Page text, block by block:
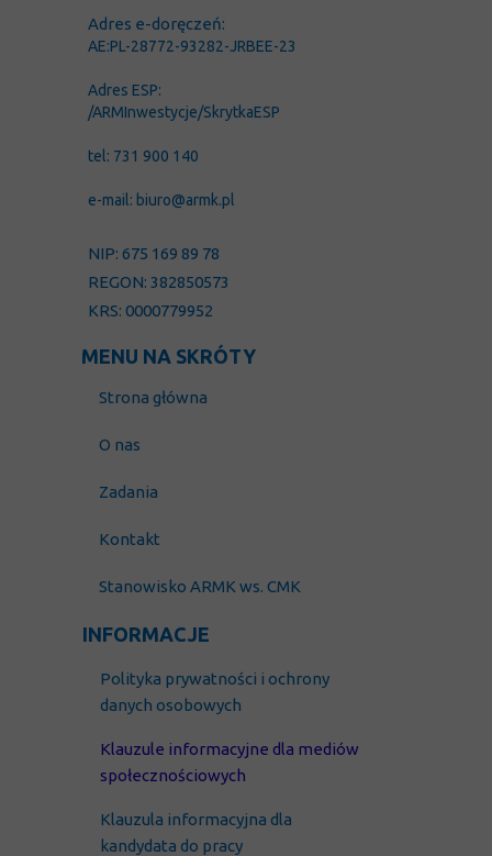
INFORMACJE
Strona główna
O nas
Zadania
Kontakt
Stanowisko ARMK ws. CMK
MENU NA SKRÓTY
Polityka prywatności i ochrony
danych osobowych
Klauzule informacyjne dla mediów
społecznościowych
Klauzula informacyjna dla
kandydata do pracy
Adres e-doręczeń:
AE:PL-28772-93282-JRBEE-23
Adres ESP:
/ARMInwestycje/SkrytkaESP
tel: 731 900 140
e-mail: biuro@armk.pl
NIP: 675 169 89 78
REGON: 382850573
KRS: 0000779952